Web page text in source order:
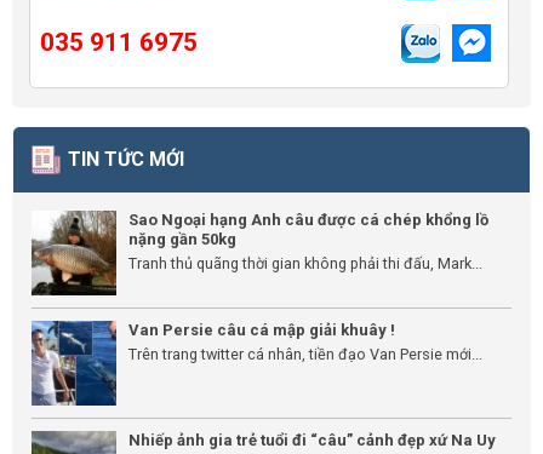
035 911 6975
TIN TỨC MỚI
Sao Ngoại hạng Anh câu được cá chép khổng lồ
nặng gần 50kg
Tranh thủ quãng thời gian không phải thi đấu, Mark...
Van Persie câu cá mập giải khuây !
Trên trang twitter cá nhân, tiền đạo Van Persie mới...
Nhiếp ảnh gia trẻ tuổi đi “câu” cảnh đẹp xứ Na Uy